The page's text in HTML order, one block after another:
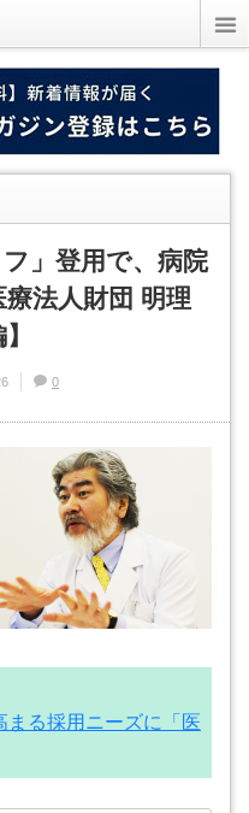
う変わった？－医療法人財団 明理
フ」登用で、病院
法人財団 明理
0
る採用ニーズに「医